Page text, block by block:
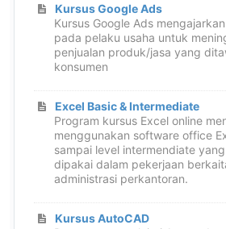
Kursus Google Ads
Kursus Google Ads
pada pelaku usaha untuk
penjualan produk/jasa yang
konsumen
Excel Basic & Intermediate
Program kursus Excel online
menggunakan software office
sampai level intermendiate
dipakai dalam pekerjaan
administrasi perkantoran.
Kursus AutoCAD